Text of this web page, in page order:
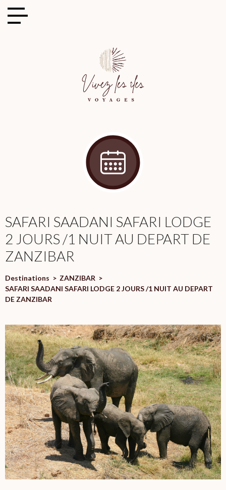
SAFARI SAADANI SAFARI LODGE
2 JOURS /1 NUIT AU DEPART DE
ZANZIBAR
Destinations > ZANZIBAR >
SAFARI SAADANI SAFARI LODGE 2 JOURS /1 NUIT AU DEPART
DE ZANZIBAR